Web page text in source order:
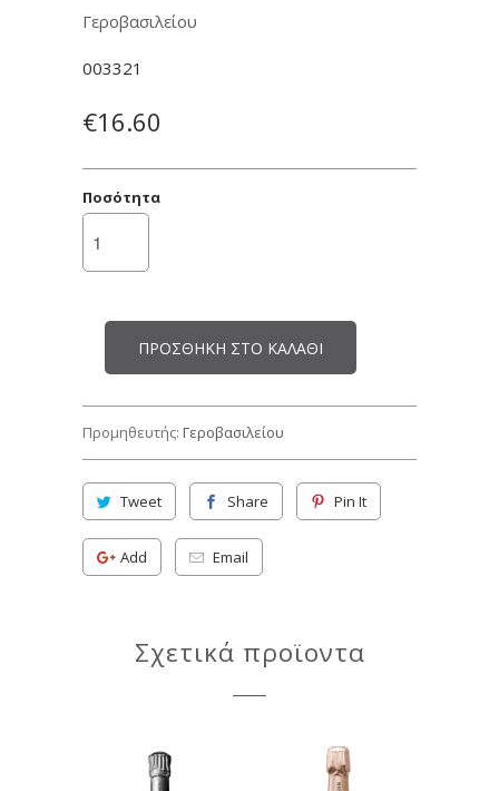
Γεροβασιλείου
003321
€16.60
Ποσότητα
ΠΡΟΣΘΉΚΗ ΣΤΟ ΚΑΛΆΘΙ
Προμηθευτής: Γεροβασιλείου
Tweet Share Pin It
Add Email
Σχετικά προϊοντα